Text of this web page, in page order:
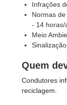
Infrações
Normas
- 14 horas/
Meio
Quem
Condutores
reciclagem.